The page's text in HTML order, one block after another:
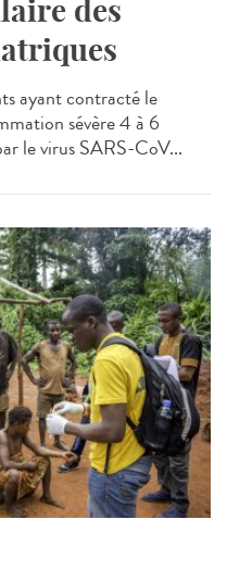
des
ayant contracté le
sévère 4 à 6
le virus SARS-CoV...